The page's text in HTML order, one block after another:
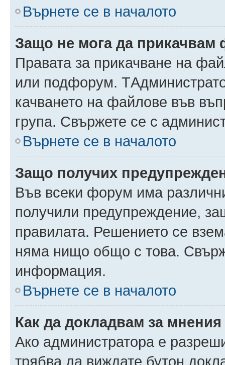
Върнете се в началото
Защо не мога да прикачвам
Правата за прикачване на
или подфорум.
качването на файлове във
група. Свържете се с
Върнете се в началото
Защо получих
Във всеки форум има
получили предупреждение,
правилата. Решението се
няма нищо общо с това.
информация.
Върнете се в началото
Как да докладвам за
Ако администратора е
трябва да виждате бутон